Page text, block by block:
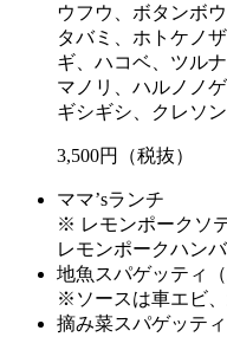
ウフウ、ボタンボ
タバミ、ホトケノ
ギ、ハコベ、ツル
マノリ、ハルノノ
ギシギシ、クレソ
3,500円（税抜）
ママ’sランチ
※ レモンポークソ
レモンポークハン
地魚スパゲッティ
※ソースは車エビ
摘み菜スパゲッティ